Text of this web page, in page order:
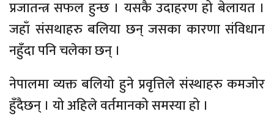
प्रजातन्त्र सफल हुन्छ । यसकै उदाहरण हो बेलायत ।
जहाँ संसथाहरु बलिया छन् जसका कारणा संविधान
नहुँदा पनि चलेका छन् ।
नेपालमा व्यक्त बलियो हुने प्रवृत्तिले संस्थाहरु कमजाेर
हुँदैछन् । यो अहिले वर्तमानको समस्या हो ।